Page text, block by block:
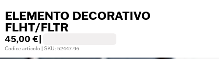
ELEMENTO DECORATIVO
FLHT/FLTR
45,00 €
Codice articolo | SKU: 52447-96